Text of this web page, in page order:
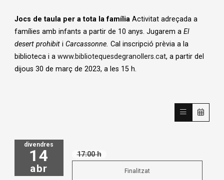
Jocs de taula per a tota la família Activitat adreçada a
famílies amb infants a partir de 10 anys. Jugarem a El
desert prohibit i Carcassonne. Cal inscripció prèvia a la
biblioteca i a www.bibliotequesdegranollers.cat, a partir del
dijous 30 de març de 2023, a les 15 h.
divendres
14
abr
17:00 h
Finalitzat